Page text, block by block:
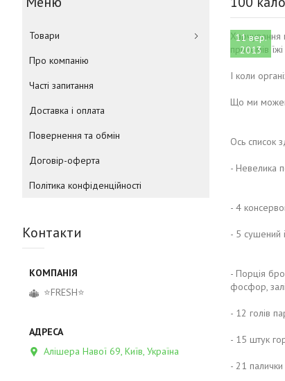
11 вер.
2013
Харчування
прийомів
І коли
Що ми
Ось список
- Невелика
- 4
- 5 сушений
- Порція
фосфор,
- 12 голів
- 15 штук
- 21 палички
Товари
Про компанію
Часті запитання
Доставка і оплата
Повернення та обмін
Договір-оферта
Політика конфіденційності
Контакти
⭐FRESH⭐
Алішера Навої 69, Київ, Україна